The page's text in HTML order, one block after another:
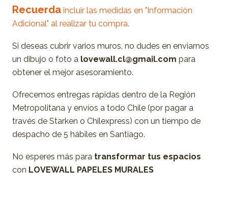
Recuerda incluir las medidas en "Información
Adicional" al realizar tu compra.
Si deseas cubrir varios muros, no dudes en enviarnos
un dibujo o foto a lovewall.cl@gmail.com para
obtener el mejor asesoramiento.
Ofrecemos entregas rápidas dentro de la Región
Metropolitana y envíos a todo Chile (por pagar a
través de Starken o Chilexpress) con un tiempo de
despacho de 5 hábiles en Santiago.
No esperes más para transformar tus espacios
con LOVEWALL PAPELES MURALES